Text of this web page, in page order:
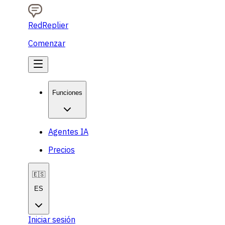
RedReplier
Comenzar
Funciones
Agentes IA
Precios
🇪🇸
ES
Iniciar sesión